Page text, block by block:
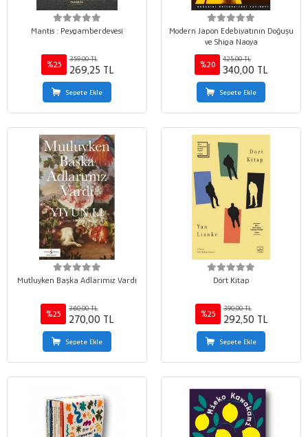
Mantis : Peygamberdevesi
%25
359,00 TL
269,25 TL
Sepete Ekle
Modern Japon Edebiyatının Doğuşu
ve Shiga Naoya
%20
425,00 TL
340,00 TL
Sepete Ekle
Mutluyken Başka Adlarımız Vardı
%25
360,00 TL
270,00 TL
Sepete Ekle
Dört Kitap
%25
390,00 TL
292,50 TL
Sepete Ekle